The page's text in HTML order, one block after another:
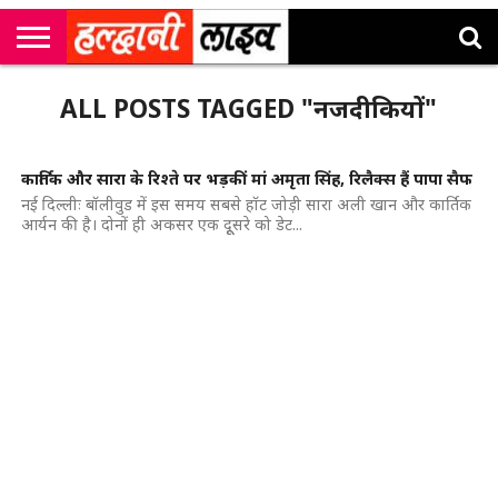
एम
कॉर्नर
उत्तराखंड
न्यूज़
खेल
मनोरंजन
सम्पादकीय
जॉब
अलर्ट्स
ALL POSTS TAGGED "नजदीकियों"
कार्तिक और सारा के रिश्ते पर भड़कीं मां अमृता सिंह, रिलैक्स हैं पापा सैफ
नई दिल्लीः बॉलीवुड में इस समय सबसे हॉट जोड़ी सारा अली खान और कार्तिक
आर्यन की है। दोनों ही अकसर एक दूूसरे को डेट...